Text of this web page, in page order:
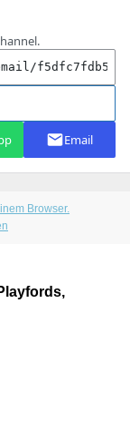
Browser.